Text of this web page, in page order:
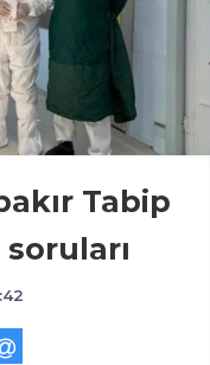
Tabip
soruları